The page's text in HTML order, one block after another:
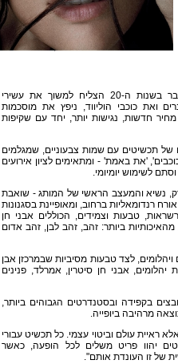
מותג התכשיטים הצרפתי Mauboussin, שכבר בשנות ה-20 הצליח למשוך את עשירי
ואת כוכבי הוליווד, ניפץ את מוסכמות
חדשות, נגישות יותר, יחד עם שקיפות
מרשימים של תכשיטים עם שמות צבעוניים, שמגלמים
'את באמת' - ומתאימים לציון אירועים
לשימוש יומיומי.
נשיא והמעצב הראשי של המותג - שואבת
רנדומאליות ברחוב, ומאופיינת בסגנונות
טבעות וצמידים, הכוללים אבני חן
מהאיכותיות ביותר: זהב, זהב לבן, זהב אדום
לצד טבעות מסיביות שבמרכזן אבן
אבני חן סיטרין, אמרלד, פנינים
בקפידה ובסטנדרטים הגבוהים ביותר,
מרהיבה ביופייה.
ראיית עולם וביטוי עצמי. כל תכשיט עבורי
יהוו פריט משלים לכל הופעה, כאשר
של זו העונדת אותם".